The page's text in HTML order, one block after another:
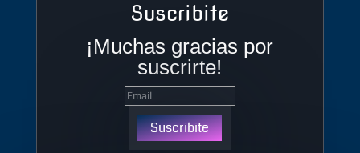
Suscribite
¡Muchas gracias por
suscrirte!
Suscribite